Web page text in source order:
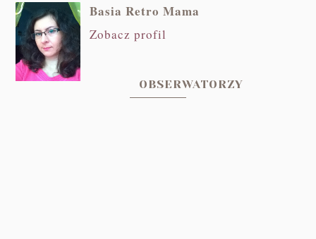
Basia Retro Mama
Zobacz profil
OBSERWATORZY